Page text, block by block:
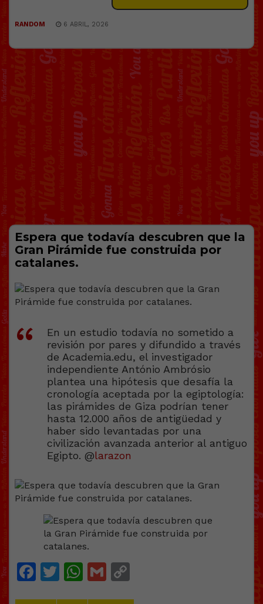
RANDOM 6 ABRIL, 2026
Espera que todavía descubren que la
Gran Pirámide fue construida por
catalanes.
En un estudio todavía no sometido a
revisión por pares y difundido a través
de Academia.edu, el investigador
independiente António Ambrósio
plantea una hipótesis que desafía la
cronología aceptada por la egiptología:
las pirámides de Giza podrían tener
hasta 12.000 años de antigüedad y
haber sido levantadas por una
civilización avanzada anterior al antiguo
Egipto. @larazon
Facebook
Twitter
WhatsApp
Gmail